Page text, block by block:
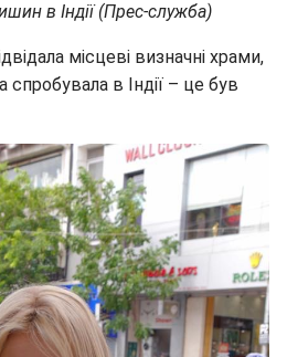
в Індії (Прес-служба)
місцеві визначні храми,
в Індії – це був